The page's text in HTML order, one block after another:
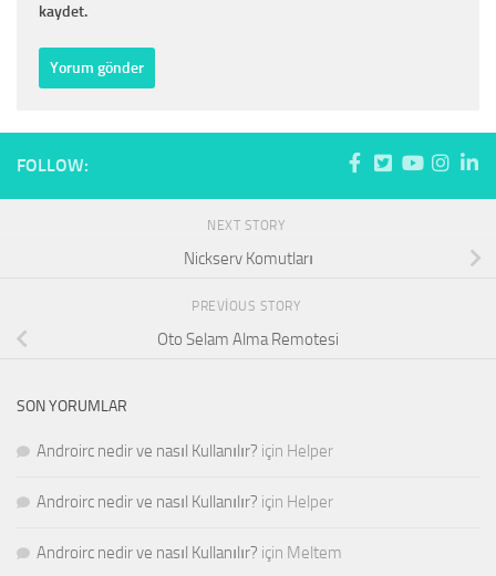
kaydet.
FOLLOW:
NEXT STORY
Nickserv Komutları
PREVIOUS STORY
Oto Selam Alma Remotesi
SON YORUMLAR
Androirc nedir ve nasıl Kullanılır? için Helper
Androirc nedir ve nasıl Kullanılır? için Helper
Androirc nedir ve nasıl Kullanılır? için Meltem